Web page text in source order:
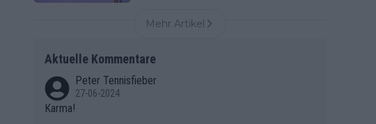
Mehr Artikel
Aktuelle Kommentare
Peter Tennisfieber
27-06-2024
Karma!